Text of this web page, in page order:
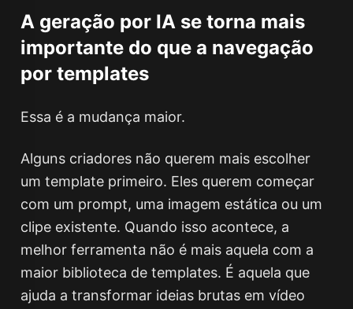
A geração por IA se torna mais
importante do que a navegação
por templates
Essa é a mudança maior.
Alguns criadores não querem mais escolher
um template primeiro. Eles querem começar
com um prompt, uma imagem estática ou um
clipe existente. Quando isso acontece, a
melhor ferramenta não é mais aquela com a
maior biblioteca de templates. É aquela que
ajuda a transformar ideias brutas em vídeo